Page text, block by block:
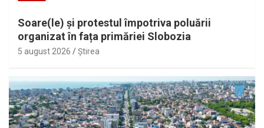
Soare(le) și protestul împotriva poluării
organizat în fața primăriei Slobozia
5 august 2026 Ştirea